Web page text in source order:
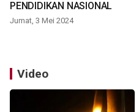
PENDIDIKAN NASIONAL
Jumat, 3 Mei 2024
Video